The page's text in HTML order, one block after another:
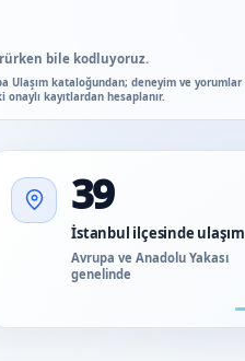
bile kodluyoruz.
Ulaşım kataloğundan; deneyim ve yorumlar
kayıtlardan hesaplanır.
39
İstanbul ilçesinde ulaşım
Avrupa ve Anadolu Yakası
genelinde